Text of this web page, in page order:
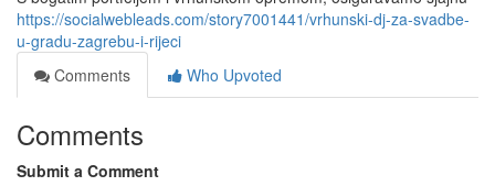
https://socialwebleads.com/story7001441/vrhunski-dj-za-svadbe-
u-gradu-zagrebu-i-rijeci
Comments
Who Upvoted
Comments
Submit a Comment